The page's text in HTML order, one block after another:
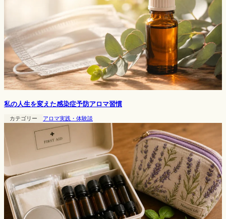
私の人生を変えた感染症予防アロマ習慣
カテゴリー アロマ実践・体験談